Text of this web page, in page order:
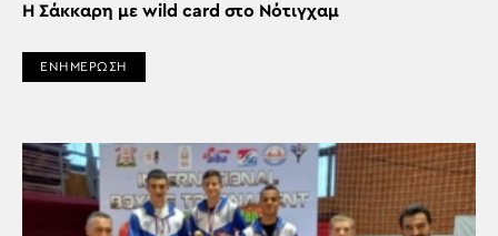
H Σάκκαρη με wild card στο Νότιγχαμ
ΕΝΗΜΕΡΩΣΗ